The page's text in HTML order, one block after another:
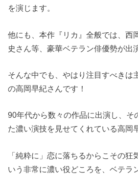
を演じます。
他にも、本作『リカ』全般では、西
史さん等、豪華ベテラン俳優勢が出
そんな中でも、やはり注目すべきは
の高岡早紀さんです！
90年代から数々の作品に出演し、そ
た濃い演技を見せてくれている高岡
「純粋に」恋に落ちるからこその狂
いう非常に濃い役どころを、ベテラ